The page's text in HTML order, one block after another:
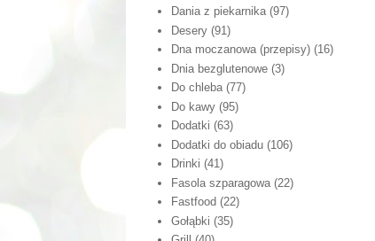
Dania z piekarnika (97)
Desery (91)
Dna moczanowa (przepisy) (16)
Dnia bezglutenowe (3)
Do chleba (77)
Do kawy (95)
Dodatki (63)
Dodatki do obiadu (106)
Drinki (41)
Fasola szparagowa (22)
Fastfood (22)
Gołąbki (35)